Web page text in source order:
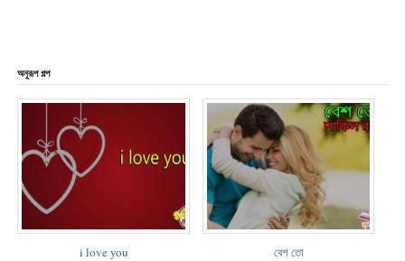
অনুরূপ গল্প
i love you বেশ তো